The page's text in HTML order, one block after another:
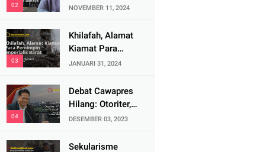
Bahaya Tah?
NOVEMBER 11, 2024
Khilafah, Alamat
Kiamat Para
Pemimpin
JANUARI 31, 2024
Debat Cawapres
Hilang: Otoriter,
KPU Pengawal
Demokrasi?
DESEMBER 03, 2023
Sekularisme